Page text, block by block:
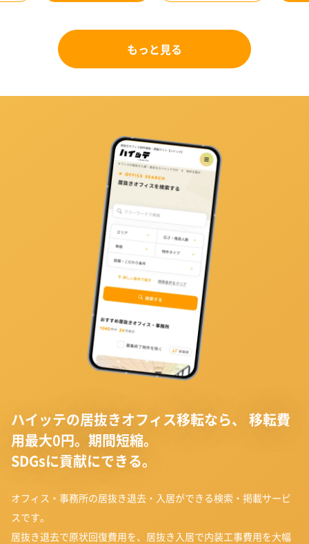
もっと見る
ハイッテの居抜きオフィス移転なら、
移転費
用最大0円。期間短縮。
SDGsに貢献にできる。
オフィス・事務所の居抜き退去・入居ができる検索・掲載サービ
スです。
居抜き退去で原状回復費用を、居抜き入居で内装工事費用を大幅